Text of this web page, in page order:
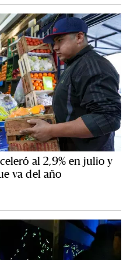
al 2,9% en julio y
va del año